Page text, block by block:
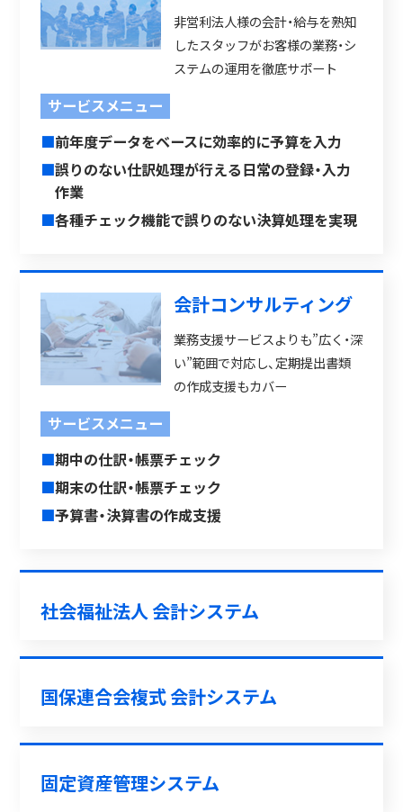
非営利法人様の会計・給与を熟知
したスタッフがお客様の業務・シ
ステムの運用を徹底サポート
サービスメニュー
■前年度データをベースに効率的に予算を入力
■誤りのない仕訳処理が行える日常の登録・入力
作業
■各種チェック機能で誤りのない決算処理を実現
会計コンサルティング
業務支援サービスよりも”広く・深
い”範囲で対応し、定期提出書類
の作成支援もカバー
サービスメニュー
■期中の仕訳・帳票チェック
■期末の仕訳・帳票チェック
■予算書・決算書の作成支援
社会福祉法人 会計システム
国保連合会複式 会計システム
固定資産管理システム